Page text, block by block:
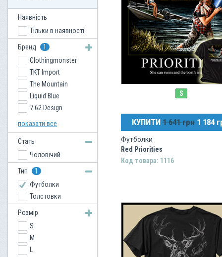
S
КУПИТИ 1 641 грн 1 184
Футболки
Red Priorities
Код товара: 1116
Наявність
Тільки в наявності
Бренд
1
Clothingmonster
TKT Import
The Mountain
Liquid Blue
7.62 Design
Buck Wear
Ed Hardy
Raw State
Rebel Spirit
Xzavier
USA Rugby
Miami International
показати все
Стать
Чоловічий
Тип
1
Футболки
Толстовки
Розмір
S
M